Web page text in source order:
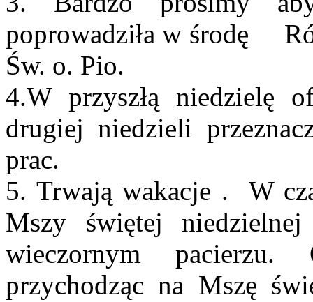
poprowadziła w środę
Św. o. Pio.
4.W przyszłą niedzielę
drugiej niedzieli
prac.
5. Trwają wakacje . W
Mszy świętej
wieczornym pacierzu.
przychodząc na Mszę